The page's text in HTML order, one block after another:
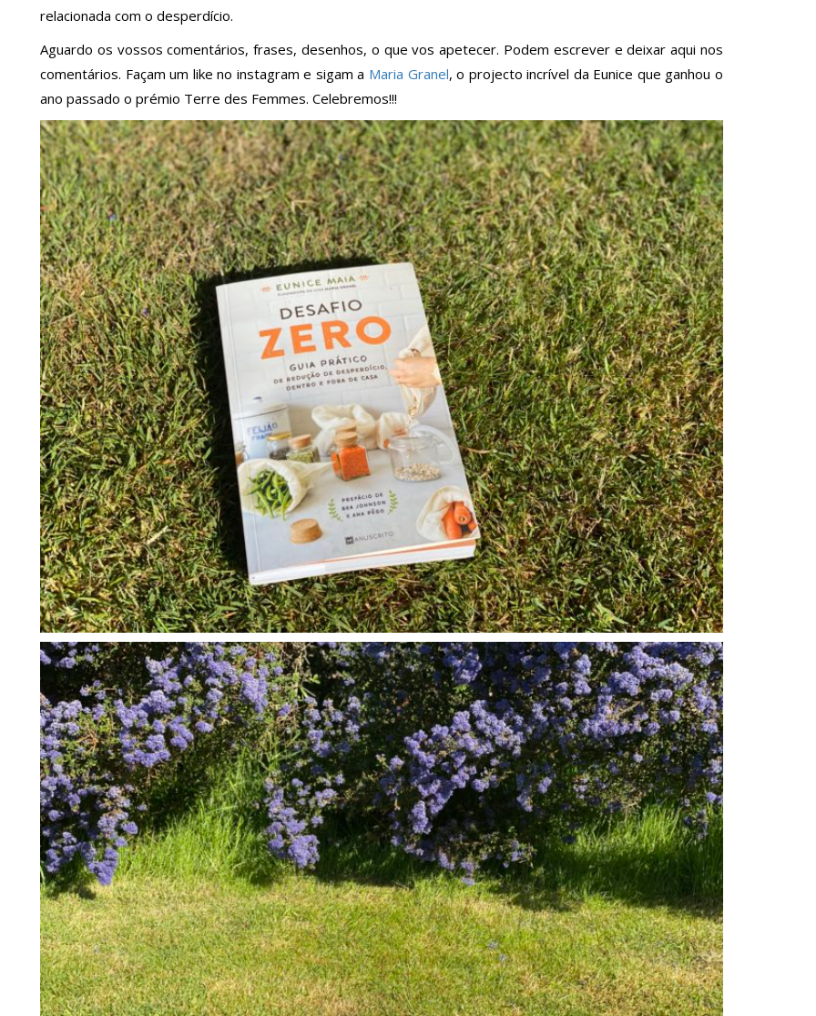
relacionada com o desperdício.
Aguardo os vossos comentários, frases, desenhos, o que vos apetecer. Podem escrever e deixar aqui nos
comentários. Façam um like no instagram e sigam a Maria Granel, o projecto incrível da Eunice que ganhou o
ano passado o prémio Terre des Femmes. Celebremos!!!